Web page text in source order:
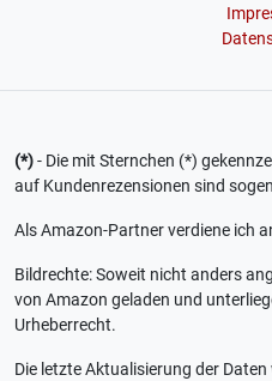
(*)- Die mit Sternchen (*)
auf Kundenrezensionen sind
Als Amazon-Partner verdiene ich
Bildrechte: Soweit nicht anders
von Amazon geladen und
Urheberrecht.
Die letzte Aktualisierung der